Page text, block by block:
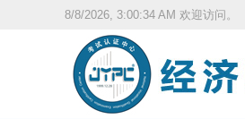
8/8/2026, 3:00:35 AM 欢迎访问。